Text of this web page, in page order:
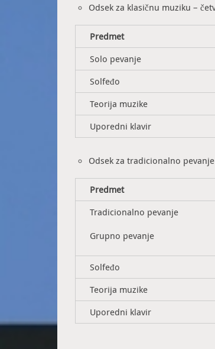
Odsek za klasičnu muziku –
Predmet
Solo pevanje
Solfeđo
Teorija muzike
Uporedni klavir
Odsek za tradicionalno
Predmet
Tradicionalno pevanje
Grupno pevanje
Solfeđo
Teorija muzike
Uporedni klavir